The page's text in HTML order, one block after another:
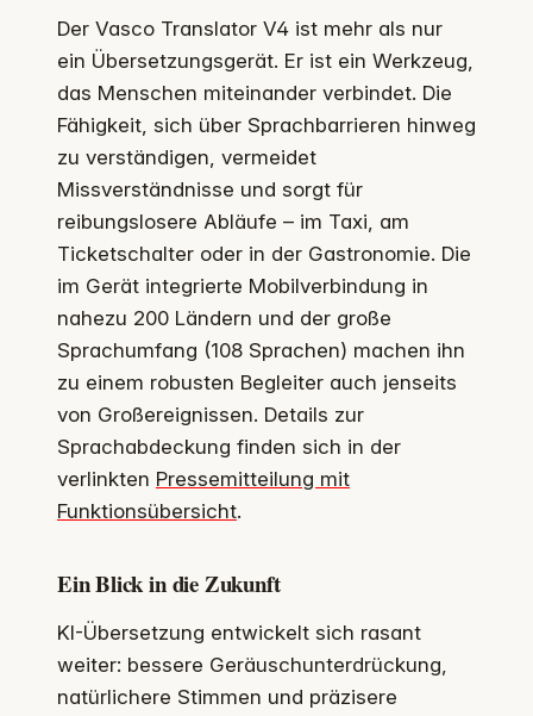
Der Vasco Translator V4 ist mehr als nur
ein Übersetzungsgerät. Er ist ein Werkzeug,
das Menschen miteinander verbindet. Die
Fähigkeit, sich über Sprachbarrieren hinweg
zu verständigen, vermeidet
Missverständnisse und sorgt für
reibungslosere Abläufe – im Taxi, am
Ticketschalter oder in der Gastronomie. Die
im Gerät integrierte Mobilverbindung in
nahezu 200 Ländern und der große
Sprachumfang (108 Sprachen) machen ihn
zu einem robusten Begleiter auch jenseits
von Großereignissen. Details zur
Sprachabdeckung finden sich in der
verlinkten Pressemitteilung mit
Funktionsübersicht.
Ein Blick in die Zukunft
KI-Übersetzung entwickelt sich rasant
weiter: bessere Geräuschunterdrückung,
natürlichere Stimmen und präzisere